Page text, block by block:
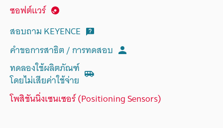
ซอฟต์แวร์
สอบถาม KEYENCE
คำขอการสาธิต / การทดสอบ
ทดลองใช้ผลิตภัณฑ์
โดยไม่เสียค่าใช้จ่าย
โพสิชันนิ่งเซนเซอร์ (Positioning Sensors)